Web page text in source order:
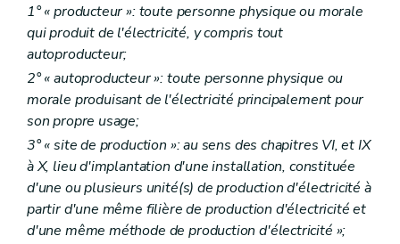
1° « producteur »: toute personne physique ou morale
qui produit de l'électricité, y compris tout
autoproducteur;
2° « autoproducteur »: toute personne physique ou
morale produisant de l'électricité principalement pour
son propre usage;
3° « site de production »: au sens des chapitres VI, et IX
à X, lieu d'implantation d'une installation, constituée
d'une ou plusieurs unité(s) de production d'électricité à
partir d'une même filière de production d'électricité et
d'une même méthode de production d'électricité »;